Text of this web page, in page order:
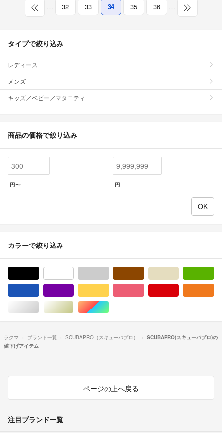
… 32 33 34 35 36 …
タイプで絞り込み
レディース
メンズ
キッズ／ベビー／マタニティ
商品の価格で絞り込み
円〜 円
カラーで絞り込み
シルバー/銀色系ゴールド/金色系マルチカラー
ラクマ ブランド一覧 SCUBAPRO（スキューバプロ）
SCUBAPRO(スキューバプロ)の
値下げアイテム
ページの上へ戻る
注目ブランド一覧